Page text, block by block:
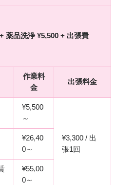
薬品洗浄 ¥5,500 + 出張費
作業料
金
出張料金
¥5,500
～
¥3,300 / 出
張1回
¥26,40
0～
¥55,00
0～